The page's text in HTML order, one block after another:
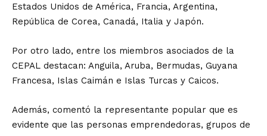
Estados Unidos de América, Francia, Argentina,
República de Corea, Canadá, Italia y Japón.
Por otro lado, entre los miembros asociados de la
CEPAL destacan: Anguila, Aruba, Bermudas, Guyana
Francesa, Islas Caimán e Islas Turcas y Caicos.
Además, comentó la representante popular que es
evidente que las personas emprendedoras, grupos de